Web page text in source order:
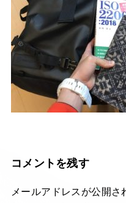
コメントを残す
メールアドレスが公開さ